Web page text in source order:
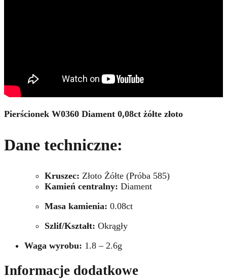
Pierścionek W0360 Diament 0,08ct żółte złoto
Dane techniczne:
Kruszec: Złoto Żółte (Próba 585)
Kamień centralny: Diament
Masa kamienia: 0.08ct
Szlif/Kształt: Okrągły
Waga wyrobu: 1.8 – 2.6g
Informacje dodatkowe